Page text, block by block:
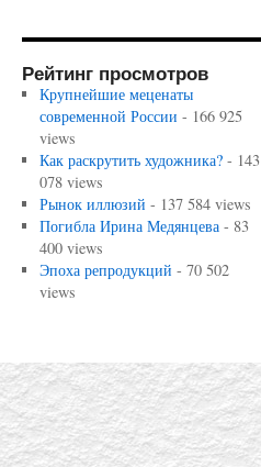
Рейтинг просмотров
Крупнейшие меценаты
современной России - 166 925
views
Как раскрутить художника?- 143
078 views
Рынок иллюзий - 137 584 views
Погибла Ирина Медянцева- 83
400 views
Эпоха репродукций - 70 502
views